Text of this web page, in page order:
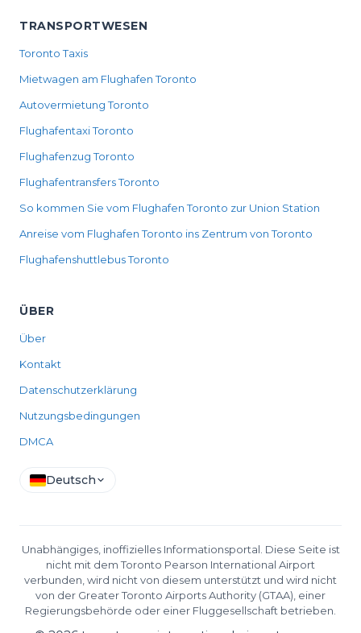
TRANSPORTWESEN
Toronto Taxis
Mietwagen am Flughafen Toronto
Autovermietung Toronto
Flughafentaxi Toronto
Flughafenzug Toronto
Flughafentransfers Toronto
So kommen Sie vom Flughafen Toronto zur Union Station
Anreise vom Flughafen Toronto ins Zentrum von Toronto
Flughafenshuttlebus Toronto
ÜBER
Über
Kontakt
Datenschutzerklärung
Nutzungsbedingungen
DMCA
Deutsch
Unabhängiges, inoffizielles Informationsportal. Diese Seite ist
nicht mit dem Toronto Pearson International Airport
verbunden, wird nicht von diesem unterstützt und wird nicht
von der Greater Toronto Airports Authority (GTAA), einer
Regierungsbehörde oder einer Fluggesellschaft betrieben.